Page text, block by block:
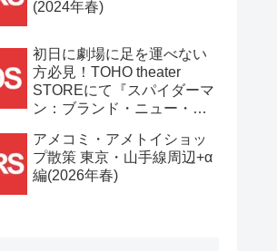
(2024年春)
初日に劇場に足を運べない
方必見！TOHO theater
STOREにて『スパイダーマ
ン：ブランド・ニュー・デ
7/31(金)11時より開始！！
アメコミ・アメトイショッ
プ散策 東京・山手線周辺+α
編(2026年春)